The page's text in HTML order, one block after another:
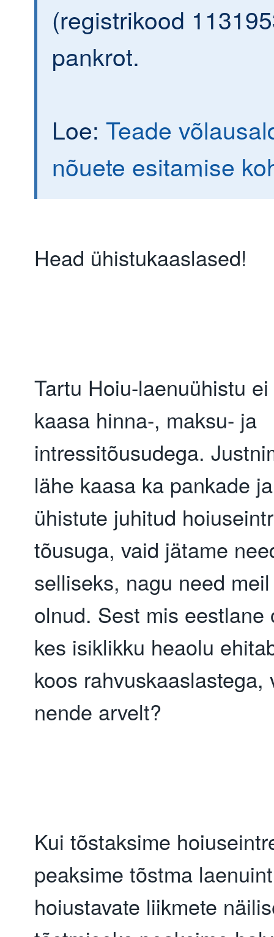
(registrikood
pankrot.
Loe: Teade
nõuete esitamise
Head ühistukaaslased!
Tartu Hoiu-laenuühistu
kaasa hinna-, maksu- ja
intressitõusudega.
lähe kaasa ka pankade
ühistute juhitud
tõusuga, vaid jätame
selliseks, nagu need
olnud. Sest mis eestlane
kes isiklikku heaolu
koos rahvuskaaslastega,
nende arvelt?
Kui tõstaksime
peaksime tõstma
hoiustavate liikmete